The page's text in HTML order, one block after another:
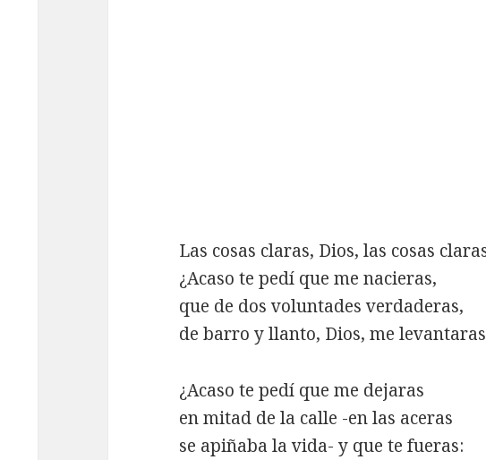
Las cosas claras, Dios, las cosas
¿Acaso te pedí que me nacieras,
que de dos voluntades verdaderas,
de barro y llanto, Dios, me
¿Acaso te pedí que me dejaras
en mitad de la calle -en las aceras
se apiñaba la vida- y que te fueras: